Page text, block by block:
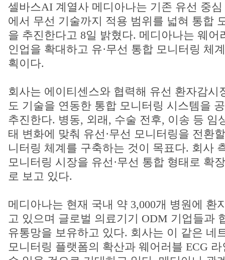
셀바스AI 계열사 메디아나는 기존 유선 중
에서 무선 기술까지 적용 범위를 넓혀 통합
을 추진한다고 8일 밝혔다. 메디아나는 웨어
인업을 확대하고 유·무선 통합 모니터링 체
획이다.
회사는 에이티센스와 협력해 유선 환자감시
도 기술을 연동한 통합 모니터링 시스템을
추진한다. 병동, 외래, 수술 전후, 이송 등 임
태 변화에 맞춰 유선·무선 모니터링을 전환
니터링 체계를 구축하는 것이 목표다. 회사
모니터링 시장을 유선·무선 통합 형태로 확
로 보고 있다.
메디아나는 현재 국내 약 3,000개 병원에 환
고 있으며 글로벌 의료기기 ODM 기업들과
유통망을 보유하고 있다. 회사는 이 같은 네
모니터링 플랫폼의 확산과 웨어러블 ECG